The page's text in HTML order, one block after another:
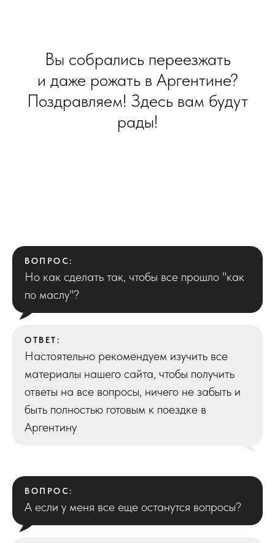
Вы собрались переезжать
и даже рожать в Аргентине?
Поздравляем! Здесь вам будут
рады!
ВОПРОС:
Но как сделать так, чтобы все прошло "как
по маслу"?
ОТВЕТ:
Настоятельно рекомендуем изучить все
материалы нашего сайта, чтобы получить
ответы на все вопросы, ничего не забыть и
быть полностью готовым к поездке в
Аргентину
ВОПРОС:
А если у меня все еще останутся вопросы?